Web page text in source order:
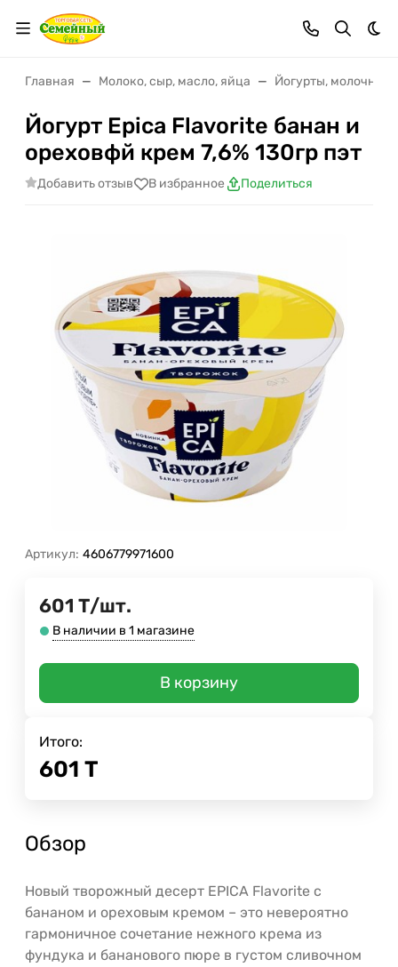
Главная Молоко, сыр, масло, яйца Йогурты, молочные
Йогурт Epica Flavorite банан и
ореховфй крем 7,6% 130гр пэт
Добавить отзыв В избранное Поделиться
Артикул: 4606779971600
601 Т/шт.
В наличии в 1 магазине
В корзину
Итого:
601 Т
Обзор
Новый творожный десерт EPICA Flavorite с
бананом и ореховым кремом – это невероятно
гармоничное сочетание нежного крема из
фундука и бананового пюре в густом сливочном